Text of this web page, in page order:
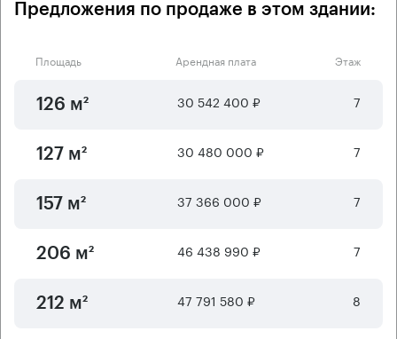
Предложения по продаже в этом здании:
Площадь Арендная плата Этаж
126 м² 30 542 400 ₽ 7
127 м² 30 480 000 ₽ 7
157 м² 37 366 000 ₽ 7
206 м² 46 438 990 ₽ 7
212 м² 47 791 580 ₽ 8